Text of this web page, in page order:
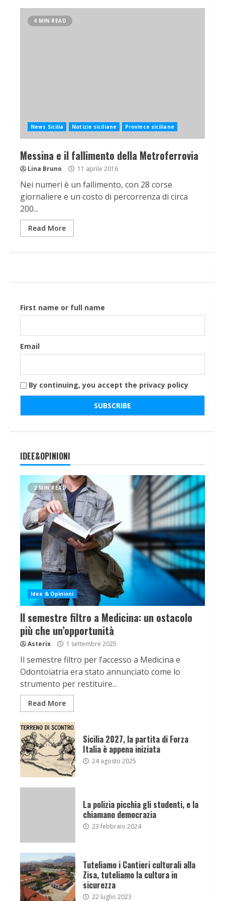
4 MIN READ
News Sicilia Notizie siciliane Province siciliane
Messina e il fallimento della Metroferrovia
Lina Bruno 11 aprile 2016
Nei numeri è un fallimento, con 28 corse
giornaliere e un costo di percorrenza di circa
200...
Read More
First name or full name
Email
By continuing, you accept the privacy policy
IDEE&OPINIONI
2 MIN READ
Idee & Opinioni
Il semestre filtro a Medicina: un ostacolo
più che un’opportunità
Asterix 1 settembre 2025
Il semestre filtro per l’accesso a Medicina e
Odontoiatria era stato annunciato come lo
strumento per restituire...
Read More
Sicilia 2027, la partita di Forza
Italia è appena iniziata
24 agosto 2025
La polizia picchia gli studenti, e la
chiamano democrazia
23 febbraio 2024
Tuteliamo i Cantieri culturali alla
Zisa, tuteliamo la cultura in
sicurezza
22 luglio 2023